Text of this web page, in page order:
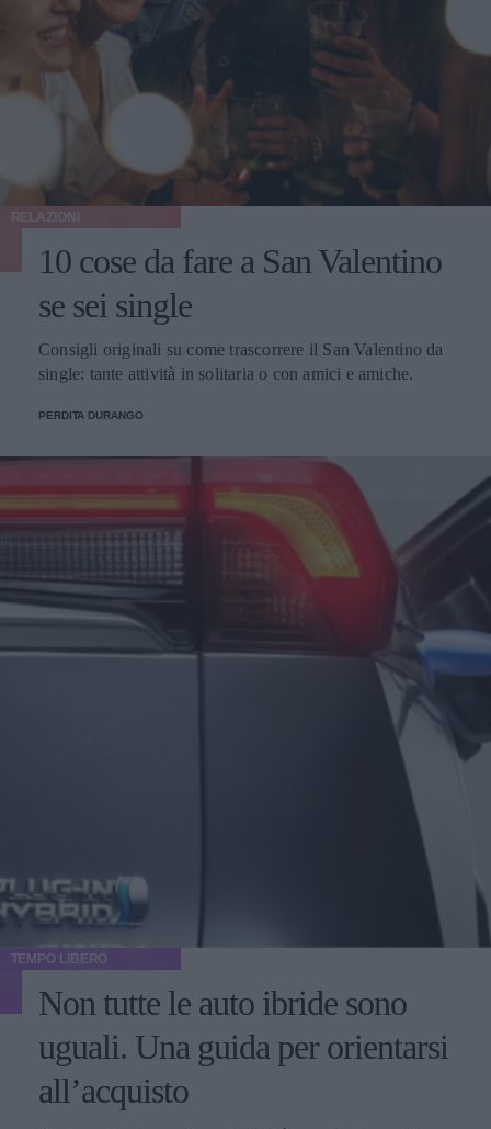
RELAZIONI
10 cose da fare a San Valentino
se sei single
Consigli originali su come trascorrere il San Valentino da
single: tante attività in solitaria o con amici e amiche.
PERDITA DURANGO
TEMPO LIBERO
Non tutte le auto ibride sono
uguali. Una guida per orientarsi
all’acquisto